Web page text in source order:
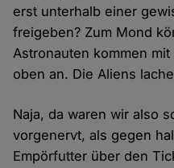
erst unterhalb einer
freigeben? Zum Mond
Astronauten kommen
oben an. Die Aliens
Naja, da waren wir also
vorgenervt, als gegen
Empörfutter über den